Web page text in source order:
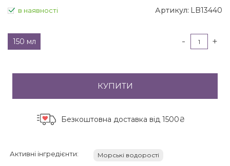
в наявності Артикул: LB13440
150 мл - +
КУПИТИ
Безкоштовна доставка від 1500₴
Активні інгредієнти: Морські водорості